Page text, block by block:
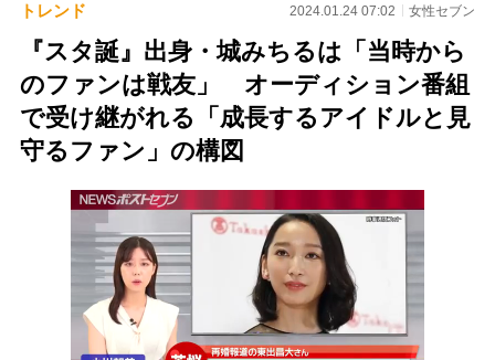
トレンド 2024.01.24 07:02 女性セブン
『スタ誕』出身・城みちるは「当時から
のファンは戦友」 オーディション番組
で受け継がれる「成長するアイドルと見
守るファン」の構図